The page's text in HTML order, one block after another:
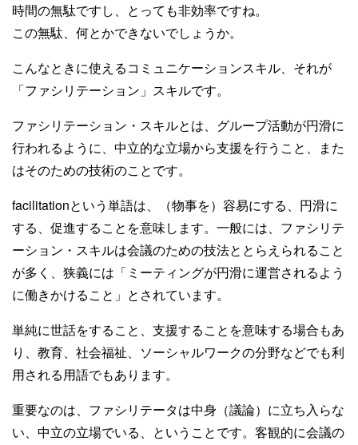
時間の無駄ですし、とっても非効率ですね。
この無駄、何とかできないでしょうか。
こんなときに使えるコミュニケーションスキル、それが
「ファシリテーション」スキルです。
ファシリテーション・スキルとは、グループ活動が円滑に
行われるように、中立的な立場から支援を行うこと、また
はそのための技術のことです。
facilitationという単語は、（物事を）容易にする、円滑に
する、促進することを意味します。一般には、ファシリテ
ーション・スキルは会議のための技法ととらえられること
が多く、狭義には「ミーティングが円滑に運営されるよう
に働きかけること」とされています。
単純に世話をすること、支援することを意味する場合もあ
り、教育、社会福祉、ソーシャルワークの分野などでも利
用される用語でもあります。
重要なのは、ファシリテータは中身（議論）に立ち入らな
い、中立の立場でいる、ということです。客観的に会議の